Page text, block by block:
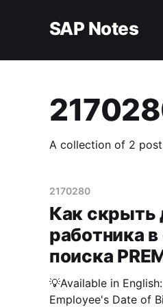
SAP Notes
A collection of 2
2170280
Как скрыть
работника
поиска
💡Available in
Employee's Date of